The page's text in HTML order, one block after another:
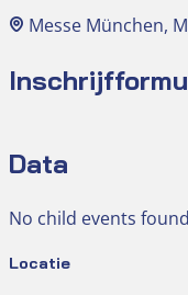
Messe München,
Data
No child events
Locatie